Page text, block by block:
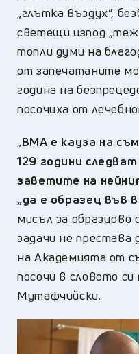
„глътка въздух”,
светещи изпод
топли думи на
от запечатаните
година на
посочиха от
„ВМА е кауза на
129 години
заветите на
„да е образец във
мисъл за образцово
задачи не
на Академията от
посочи в словото
Мутафчийски.